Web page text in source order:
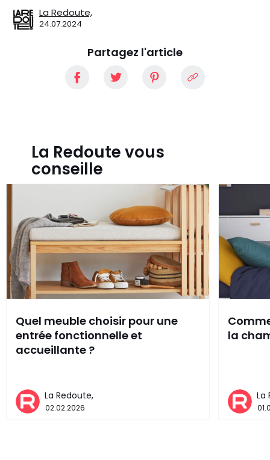
La Redoute,
24.07.2024
Partagez l'article
La Redoute vous
conseille
Quel meuble choisir pour une
entrée fonctionnelle et
accueillante ?
La Redoute,
02.02.2026
la
La